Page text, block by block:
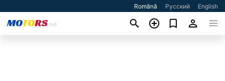
Română Русский English